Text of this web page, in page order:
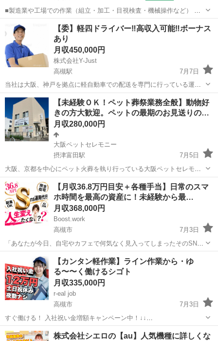
■製造業や工場での作業（組立・加工・目視検査・機械操作など） 具
体的には・・・ 製品に不備がないか目視チェック 部品を機械にセット
してボタン操作などなど 複雑な作業や力仕事はほとんどなく覚えやす
いものばかり！ 未経験の方...
大阪 倉庫管理
【委】軽四ドライバー‼️高収入可能‼️ボーナス
あり
月収450,000円
株式会社Y-Just
高槻駅
7月7日
当社は大阪、神戸を拠点に軽自動車での配送を専門に行っている運送
業者です。 物流増量の為、業務委託の軽自動車配送ドライバーを募集
します。 初期投資・加盟金・保証金ナシで始められます！ 配送業未経
験スタートもＯＫのお仕事です！...
大阪 高槻市 高槻駅 宅配
【未経験ＯＫ！ペット葬祭業務全般】動物好
きの方大歓迎。ペットの最期のお見送りの…
月収280,000円
大阪ペットセレモニー
摂津富田駅
7月5日
大阪、京都を中心にペット火葬を執り行っている大阪ペットセレモニ
ーです。 提携寺院での斎場火葬から訪問火葬、葬儀、納骨、供養など
お客様の希望に添えるように様々な見送り方を提供している会社で
す。 今回、大切なペットとご家...
大阪 高槻市 摂津富田駅 サービス業 未経験
【月収36.8万円目安＋各種手当】日常のスマ
ホ時間を最高の資産に！未経験から最…
月収368,000円
Boost.work
高槻市
7月3日
「あなたが今日、自宅やカフェで何気なく見入ってしまったそのSNS
投稿。本当に人間が時間をかけて作ったものだと思いますか？」 お家
でのリラックスタイムや、ちょっとした家事の合間。スマートフォン
の画面をスクロールして流れて...
高槻市 事業企画 最新
【カンタン軽作業】ライン作業から・ゆ
る〜〜く働けるシゴト
月収335,000円
r-eal job
高槻市
7月3日
すぐ働ける！ 入社祝い金増額キャンペーン中！↓↓
https://ichimoji.com/mail/lp/sumikomi/ ・財布にお金ほぼない ・今日泊
まる場所がない ・スマホ止まってる ・すぐ働かない...
大阪 高槻市 工場
株式会社シエロの【au】人気機種に詳しくな